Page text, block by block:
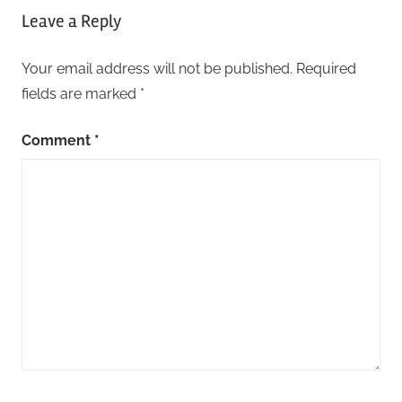
Leave a Reply
Your email address will not be published. Required
fields are marked *
Comment *